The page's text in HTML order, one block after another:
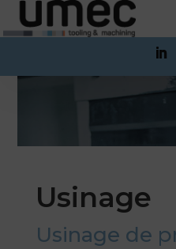
Usinage
Usinage de